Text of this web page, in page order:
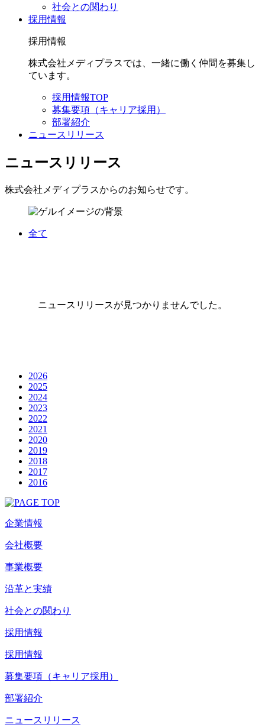
社会との関わり
採用情報
採用情報
株式会社メディプラスでは、一緒に働く仲間を募集し
ています。
採用情報TOP
募集要項（キャリア採用）
部署紹介
ニュースリリース
ニュースリリース
株式会社メディプラスからのお知らせです。
全て
ニュースリリースが見つかりませんでした。
2026
2025
2024
2023
2022
2021
2020
2019
2018
2017
2016
企業情報
会社概要
事業概要
沿革と実績
社会との関わり
採用情報
採用情報
募集要項（キャリア採用）
部署紹介
ニュースリリース